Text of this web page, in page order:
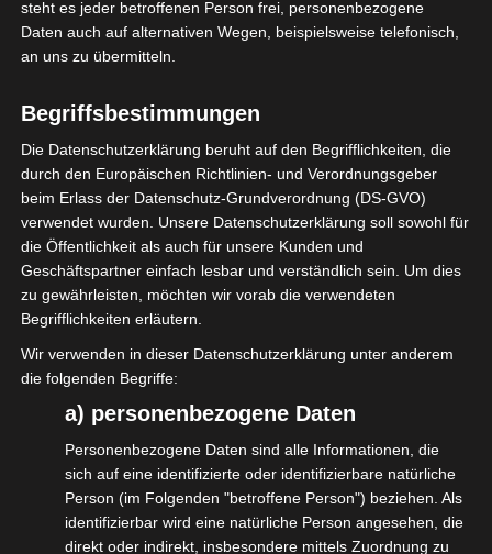
wieder auf.
Wir möchten für Euch und die Branche gestärkt aus dieser Krise
„
Diesen Beitrag teilen
Mitglied Werden
steht es jeder betroffenen Person frei, personenbezogene
Daten auch auf alternativen Wegen, beispielsweise telefonisch,
an uns zu übermitteln.
Begriffsbestimmungen
Die Datenschutzerklärung beruht auf den Begrifflichkeiten, die
durch den Europäischen Richtlinien- und Verordnungsgeber
beim Erlass der Datenschutz-Grundverordnung (DS-GVO)
verwendet wurden. Unsere Datenschutzerklärung soll sowohl für
die Öffentlichkeit als auch für unsere Kunden und
Geschäftspartner einfach lesbar und verständlich sein. Um dies
zu gewährleisten, möchten wir vorab die verwendeten
Begrifflichkeiten erläutern.
Wir verwenden in dieser Datenschutzerklärung unter anderem
die folgenden Begriffe:
a) personenbezogene Daten
Personenbezogene Daten sind alle Informationen, die
sich auf eine identifizierte oder identifizierbare natürliche
Person (im Folgenden "betroffene Person") beziehen. Als
identifizierbar wird eine natürliche Person angesehen, die
direkt oder indirekt, insbesondere mittels Zuordnung zu